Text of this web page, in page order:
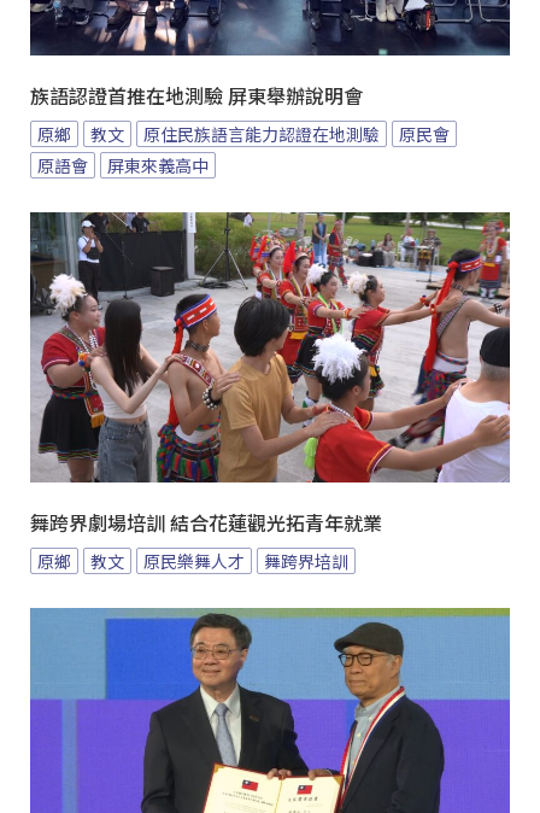
族語認證首推在地測驗 屏東舉辦說明會
原鄉 教文 原住民族語言能力認證在地測驗
原民會
原語會
屏東來義高中
舞跨界劇場培訓 結合花蓮觀光拓青年就業
原鄉 教文 原民樂舞人才 舞跨界培訓